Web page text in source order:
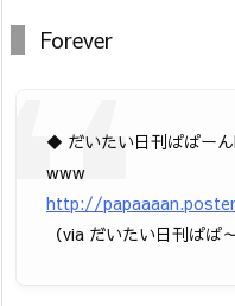
Forever
◆ だいたい日刊ぱぱー
www
http://
（via だいたい日刊ぱ